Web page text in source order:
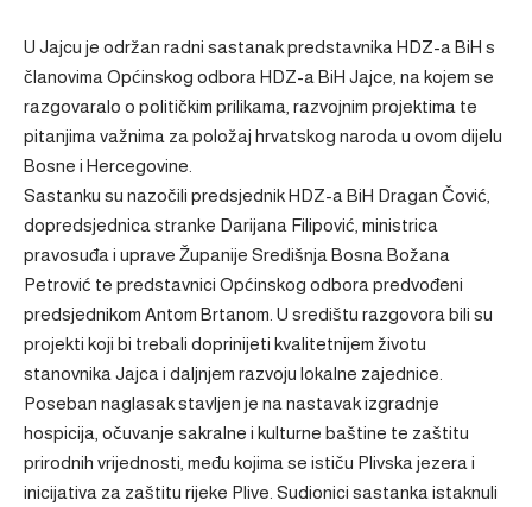
U Jajcu je održan radni sastanak predstavnika HDZ-a BiH s
članovima Općinskog odbora HDZ-a BiH Jajce, na kojem se
razgovaralo o političkim prilikama, razvojnim projektima te
pitanjima važnima za položaj hrvatskog naroda u ovom dijelu
Bosne i Hercegovine.
Sastanku su nazočili predsjednik HDZ-a BiH Dragan Čović,
dopredsjednica stranke Darijana Filipović, ministrica
pravosuđa i uprave Županije Središnja Bosna Božana
Petrović te predstavnici Općinskog odbora predvođeni
predsjednikom Antom Brtanom. U središtu razgovora bili su
projekti koji bi trebali doprinijeti kvalitetnijem životu
stanovnika Jajca i daljnjem razvoju lokalne zajednice.
Poseban naglasak stavljen je na nastavak izgradnje
hospicija, očuvanje sakralne i kulturne baštine te zaštitu
prirodnih vrijednosti, među kojima se ističu Plivska jezera i
inicijativa za zaštitu rijeke Plive. Sudionici sastanka istaknuli